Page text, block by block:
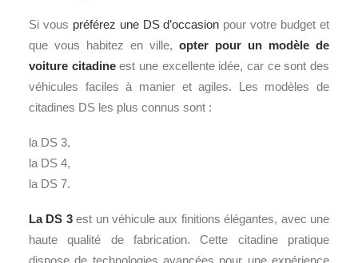
Si vous préférez une DS d’occasion pour votre budget et
que vous habitez en ville, opter pour un modèle de
voiture citadine est une excellente idée, car ce sont des
véhicules faciles à manier et agiles. Les modèles de
citadines DS les plus connus sont :
la DS 3,
la DS 4,
la DS 7.
La DS 3est un véhicule aux finitions élégantes, avec une
haute qualité de fabrication. Cette citadine pratique
dispose de technologies avancées pour une expérience